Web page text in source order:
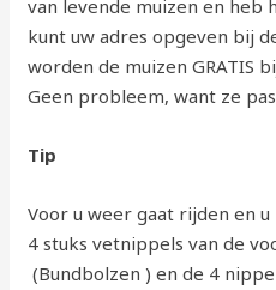
van levende muizen en heb
kunt uw adres opgeven bij
worden de muizen GRATIS
Geen probleem, want ze
Tip
Voor u weer gaat rijden en
4 stuks vetnippels van de
(Bundbolzen ) en de 4